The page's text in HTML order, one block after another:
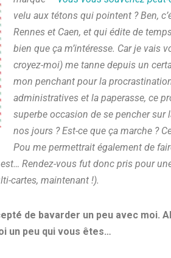
velu aux tétons qui pointent ? Ben,
Rennes et Caen, et qui édite de
bien que ça m’intéresse. Car je vais
croyez-moi) me tanne depuis un
mon penchant pour la
administratives et la paperasse, ce
superbe occasion de se pencher
nos jours ? Est-ce que ça marche ?
Pou me permettrait également de
Rendez-vous fut donc pris pour
cartes, maintenant !).
de bavarder un peu avec moi.
un peu qui vous êtes…